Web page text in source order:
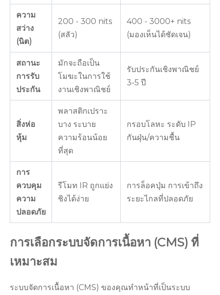
ความ
สว่าง
(นิต)
200 - 300 nits
(สลัว)
400 - 3000+ nits
(มองเห็นได้ชัดเจน)
สถานะ
การรับ
ประกัน
มักจะถือเป็น
โมฆะในการใช้
งานเชิงพาณิชย์
รับประกันเชิงพาณิชย์
3-5 ปี
สิ่งห่อ
หุ้ม
พลาสติกเปราะ
บาง ระบาย
ความร้อนน้อย
ที่สุด
กรอบโลหะ ระดับ IP
กันฝุ่น/ความชื้น
การ
ควบคุม
ความ
ปลอดภัย
รีโมท IR ถูกแย่ง
ชิงได้ง่าย
การล็อคปุ่ม การเข้าถึง
ระยะไกลที่ปลอดภัย
การเลือกระบบจัดการเนื้อหา (CMS) ที่
เหมาะสม
ระบบจัดการเนื้อหา (CMS) ของคุณทำหน้าที่เป็นระบบ